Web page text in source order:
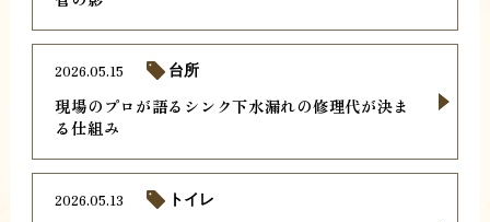
現場のプロが語るシンク下水漏れの修理代が決ま
る仕組み
2026.05.15 台所
2026.05.13 トイレ